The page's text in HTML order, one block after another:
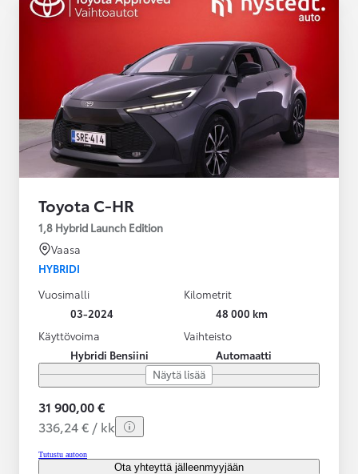
Toyota C-HR
1,8 Hybrid Launch Edition
Vaasa
HYBRIDI
Vuosimalli
03-2024
Kilometrit
48 000 km
Käyttövoima
Hybridi Bensiini
Vaihteisto
Automaatti
Näytä lisää
31 900,00 €
336,24 € / kk
Tutustu autoon
Ota yhteyttä jälleenmyyjään